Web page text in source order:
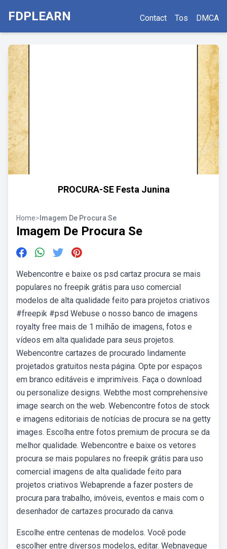
FDPLEARN Contact Tos DMCA
PROCURA-SE Festa Junina
Home> Imagem De Procura Se
Imagem De Procura Se
Webencontre e baixe os psd cartaz procura se mais
populares no freepik grátis para uso comercial
modelos de alta qualidade feito para projetos criativos
#freepik #psd Webuse o nosso banco de imagens
royalty free mais de 1 milhão de imagens, fotos e
vídeos em alta qualidade para seus projetos.
Webencontre cartazes de procurado lindamente
projetados gratuitos nesta página. Opte por espaços
em branco editáveis e imprimíveis. Faça o download
ou personalize designs. Webthe most comprehensive
image search on the web. Webencontre fotos de stock
e imagens editoriais de notícias de procura se na getty
images. Escolha entre fotos premium de procura se da
melhor qualidade. Webencontre e baixe os vetores
procura se mais populares no freepik grátis para uso
comercial imagens de alta qualidade feito para
projetos criativos Webaprende a fazer posters de
procura para trabalho, imóveis, eventos e mais com o
desenhador de cartazes procurado da canva.
Escolhe entre centenas de modelos. Você pode
escolher entre diversos modelos, editar. Webnavegue